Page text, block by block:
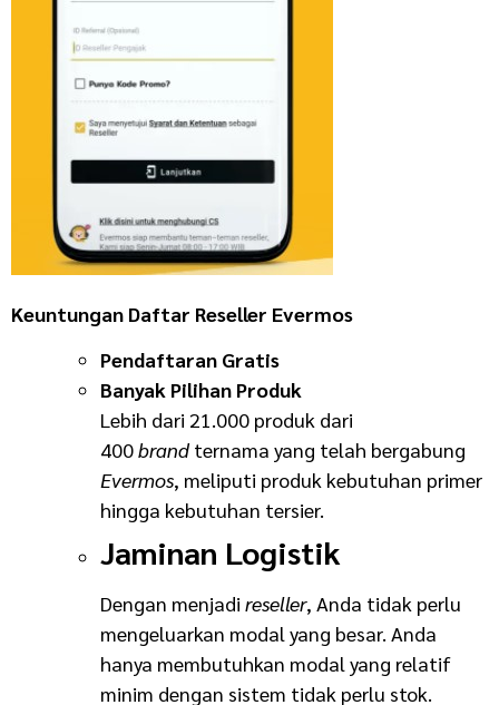
Keuntungan Daftar Reseller Evermos
Pendaftaran Gratis
Banyak Pilihan Produk
Lebih dari 21.000 produk dari
400brandternama yang telah bergabung
Evermos, meliputi produk kebutuhan primer
hingga kebutuhan tersier.
Jaminan Logistik
Dengan menjadi reseller, Anda tidak perlu
mengeluarkan modal yang besar. Anda
hanya membutuhkan modal yang relatif
minim dengan sistem tidak perlu stok.